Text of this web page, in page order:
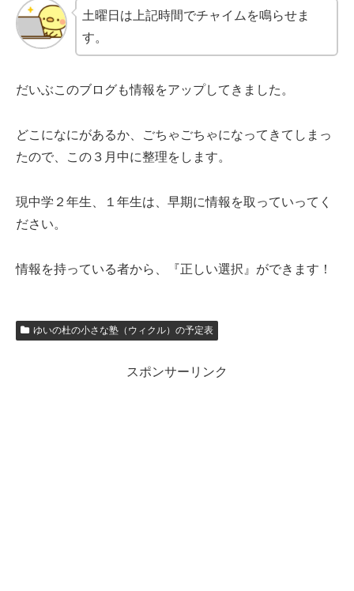
土曜日は上記時間でチャイムを鳴らせま
す。
だいぶこのブログも情報をアップしてきました。
どこになにがあるか、ごちゃごちゃになってきてしまっ
たので、この３月中に整理をします。
現中学２年生、１年生は、早期に情報を取っていってく
ださい。
情報を持っている者から、『正しい選択』ができます！
ゆいの杜の小さな塾（ウィクル）の予定表
スポンサーリンク